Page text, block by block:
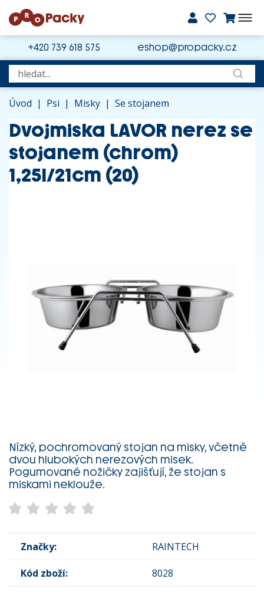
+420 739 618 575 eshop@propacky.cz
Úvod | Psi | Misky | Se stojanem
Dvojmiska LAVOR nerez se
stojanem (chrom)
1,25l/21cm (20)
Nízký, pochromovaný stojan na misky, včetně
dvou hlubokých nerezových misek.
Pogumované nožičky zajišťují, že stojan s
miskami neklouže.
Značky: RAINTECH
Kód zboží: 8028